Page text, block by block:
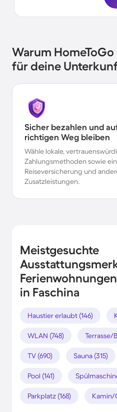
Warum
für deine
Sicher bezahlen und
richtigen Weg bleiben
Wähle lokale,
Zahlungsmethoden sowie
Reiseversicherung und
Zusatzleistungen.
Meistgesuchte
in Faschina
Haustier erlaubt (146)
WLAN (748) Terrasse/
TV (690) Sauna (315)
Pool (141)
Parkplatz (168) Kamin/